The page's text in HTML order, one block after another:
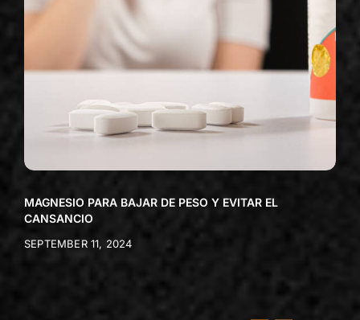
MAGNESIO PARA BAJAR DE PESO Y EVITAR EL
CANSANCIO
SEPTEMBER 11, 2024